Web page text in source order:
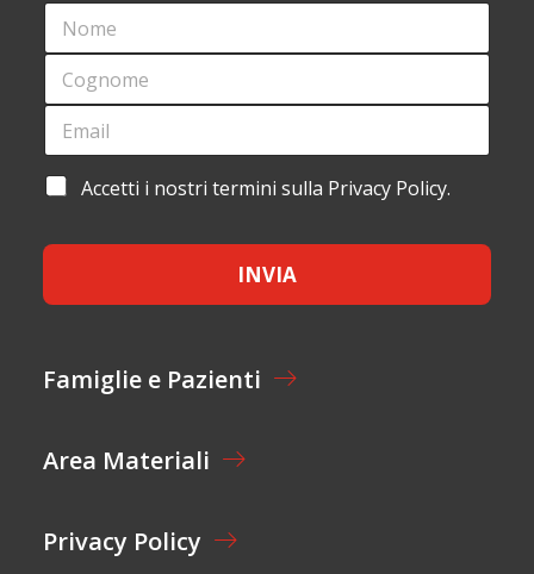
E
A
L
N
M
*
C
G
O
E
E
A
I
L
A
E
T
O
*
Accetti i nostri termini sulla Privacy Policy.
INVIA
Famiglie e Pazienti
Area Materiali
Privacy Policy